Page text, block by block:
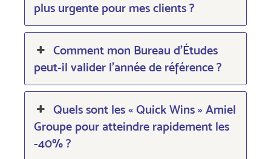
plus urgente pour mes clients ?
Comment mon Bureau d’Études
peut-il valider l’année de référence ?
Quels sont les « Quick Wins » Amiel
Groupe pour atteindre rapidement les
-40% ?